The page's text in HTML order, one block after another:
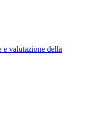
e valutazione della